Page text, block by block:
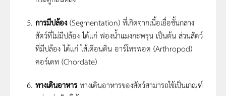
การมีปล้อง(Segmentation) ที่เกิดจากเนื้อเยื่อชั้นกลาง
สัตว์ที่ไม่มีปล้อง ได้แก่ ฟองน้ำแมงกะพรุน เป็นต้น ส่วนสัตว์
ที่มีปล้อง ได้แก่ ไส้เดือนดิน อาร์โทรพอด (Arthropod)
คอร์เดท (Chordate)
ทางเดินอาหารทางเดินอาหารของสัตว์สามารถใช้เป็นเกณฑ์